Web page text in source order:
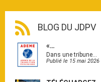
BLOG DU JDPV
«…
Dans une tribune…
Publié le 15 mai 2026